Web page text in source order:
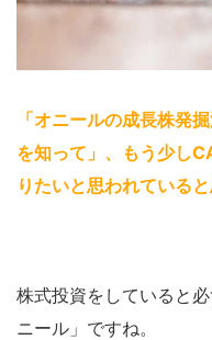
「オニールの成長株発
を知って」、もう少し
りたいと思われていると
株式投資をしていると
ニール」ですね。